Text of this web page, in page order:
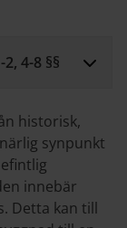
4-8 §§
historisk,
synpunkt
innebär
Detta kan till